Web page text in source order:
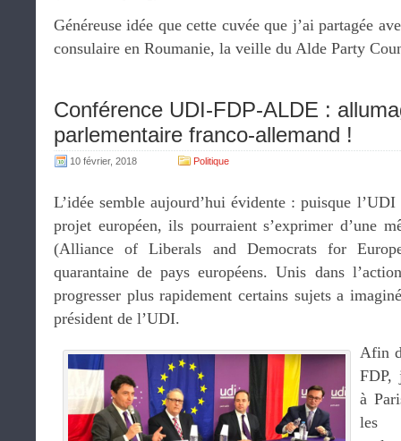
Généreuse idée que cette cuvée que j’ai partagée
consulaire en Roumanie, la veille du Alde Party
Conférence UDI-FDP-ALDE :
parlementaire franco-allemand !
10 février, 2018 Politique
L’idée semble aujourd’hui évidente : puisque
projet européen, ils pourraient s’exprimer d’une
(Alliance of Liberals and Democrats for
quarantaine de pays européens. Unis dans
progresser plus rapidement certains sujets a
président de l’UDI.
Afin
FDP,
à
les